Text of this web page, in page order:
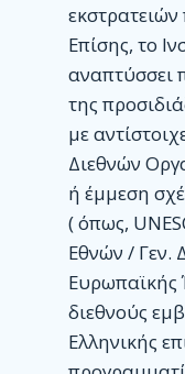
Επίσης, το
αναπτύσσει
της
με
Διεθνών
ή έμμεση
( όπως,
Εθνών / Γεν.
Ευρωπαϊκής
διεθνούς
Ελληνικής